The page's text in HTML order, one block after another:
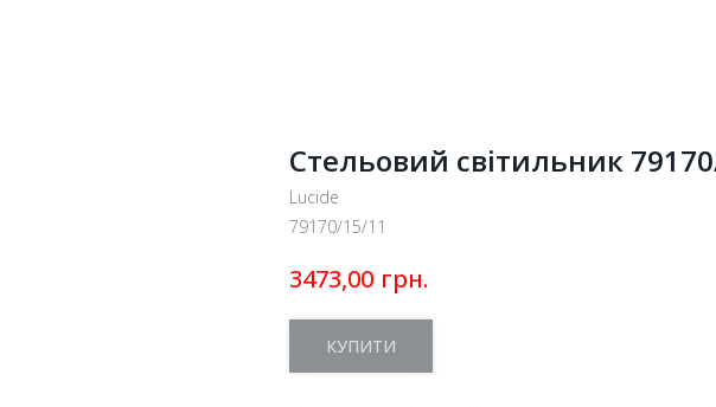
Стельовий світильник
Lucide
79170/15/11
3473,00 грн.
КУПИТИ